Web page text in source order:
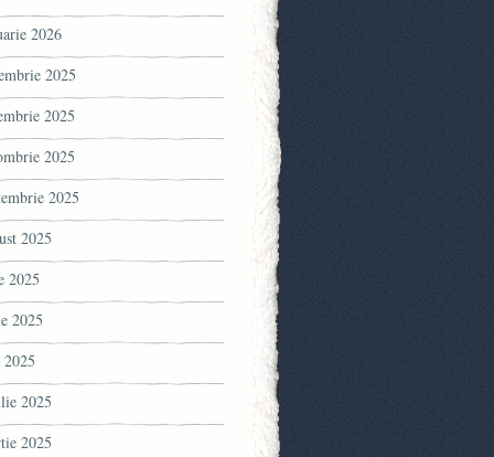
2026
2025
2025
2025
2025
2025
2025
2025
2025
2025